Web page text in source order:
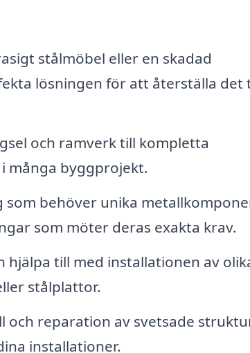
stålmöbel eller en skadad
lösningen för att återställa det
och ramverk till kompletta
många byggprojekt.
som behöver unika
som möter deras exakta krav.
hjälpa till med installationen av
stålplattor.
och reparation av svetsade
installationer.